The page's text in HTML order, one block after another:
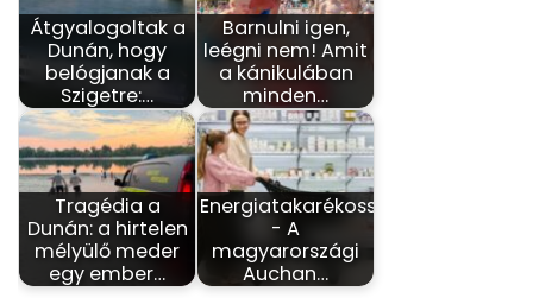
Átgyalogoltak a
Dunán, hogy
belógjanak a
Szigetre:…
Barnulni igen,
leégni nem! Amit
a kánikulában
minden…
Tragédia a
Dunán: a hirtelen
mélyülő meder
egy ember…
Energiatakarékosság
- A
magyarországi
Auchan…